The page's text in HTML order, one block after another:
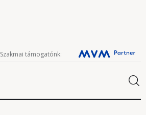
Szakmai támogatónk: